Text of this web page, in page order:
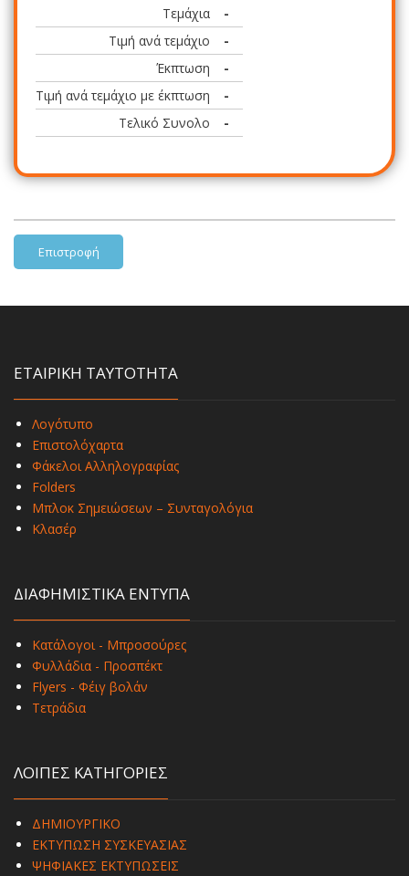
Τεμάχια
-
Τιμή ανά τεμάχιο
-
Έκπτωση
-
Τιμή ανά τεμάχιο με έκπτωση
-
Τελικό Συνολο
-
Επιστροφή
ΕΤΑΙΡΙΚΗ ΤΑΥΤΟΤΗΤΑ
Λογότυπο
Επιστολόχαρτα
Φάκελοι Αλληλογραφίας
Folders
Μπλοκ Σημειώσεων – Συνταγολόγια
Κλασέρ
ΔΙΑΦΗΜΙΣΤΙΚΑ ΕΝΤΥΠΑ
Κατάλογοι - Μπροσούρες
Φυλλάδια - Προσπέκτ
Flyers - Φέιγ βολάν
Τετράδια
ΛΟΙΠΕΣ ΚΑΤΗΓΟΡΙΕΣ
ΔΗΜΙΟΥΡΓΙΚΟ
ΕΚΤΥΠΩΣΗ ΣΥΣΚΕΥΑΣΙΑΣ
ΨΗΦΙΑΚΕΣ ΕΚΤΥΠΩΣΕΙΣ